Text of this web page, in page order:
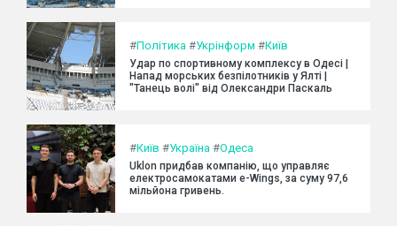
#Політика #Укрінформ #Київ
Удар по спортивному комплексу в Одесі |
Напад морських безпілотників у Ялті |
"Танець волі" від Олександри Паскаль
#Київ #Україна #Одеса
Uklon придбав компанію, що управляє
електросамокатами e-Wings, за суму 97,6
мільйона гривень.